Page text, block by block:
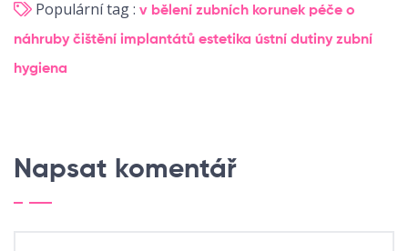
Populární tag : v bělení zubních korunek péče o
náhruby čištění implantátů estetika ústní dutiny zubní
hygiena
Napsat komentář